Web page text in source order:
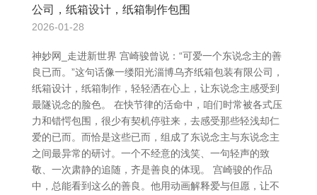
公司，纸箱设计，纸箱制作包围
2026-01-28
神妙网_走进新世界 宫崎骏曾说：“可爱一个东说念主的善
良已而。”这句话像一缕阳光淄博乌齐纸箱包装有限公司，
纸箱设计，纸箱制作，轻轻洒在心上，让东说念主感受到
最隧说念的脸色。 在快节律的活命中，咱们时常被各式压
力和错愕包围，很少有契机停驻来，去感受那些轻浅却仁
爱的已而。而恰是这些已而，组成了东说念主与东说念主
之间最异常的研讨。一个不经意的浅笑、一句轻声的致
敬、一次肃静的追随，齐是善良的体现。 宫崎骏的作品
中，总能看到这么的善良。他用动画解释爱与但愿，让不